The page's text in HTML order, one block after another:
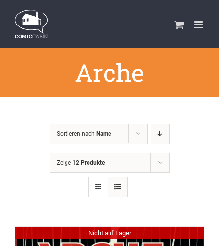
Inhalt
springen
Arche
Sortieren nach Name
Zeige 12 Produkte
Nicht auf Lager